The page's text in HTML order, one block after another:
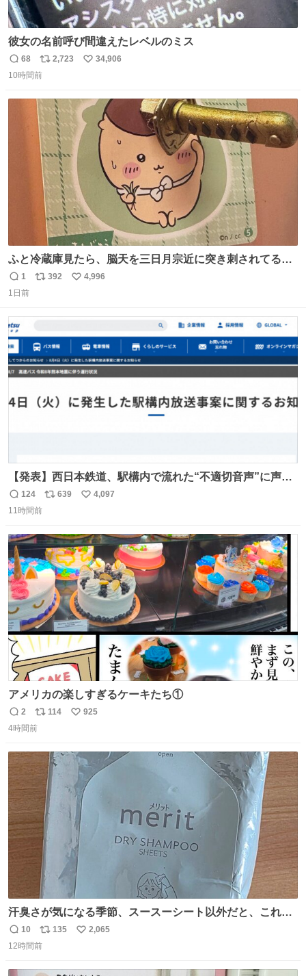
彼女の名前呼び間違えたレベルのミス
返
信
68
リ
ポ
ト
数
2,723
い
数
34,906
10時間前
ふと冷蔵庫見たら、脳天を三日月宗近に突き刺されてるく
りまんじゅうパイセンが
返
信
1
リ
数
392
い
4,996
1日前
【発表】西日本鉄道、駅構内で流れた“不適切音声”に声明
「被害届も検討」 news.livedoor.com/article/detail… 4日
に西鉄福岡（天神）駅および薬院駅で発生した駅構内放送
送設備に外部から不正に音声が流された可能性も含めて確
認を実施」と説明した。
返
信
124
リ
ト
数
639
い
数
4,097
11時間前
アメリカの楽しすぎるケーキたち①
返
信
2
リ
ポ
ト
数
114
い
数
925
4時間前
汗臭さが気になる季節、スースーシート以外だと、これが
とにかくスッキリする。2年くらい前に #生活は踊る で紹
介したやつ。おじさんにもおばさんにもオススメだ。ドラ
返
信
10
リ
ポ
135
い
2,065
12時間前